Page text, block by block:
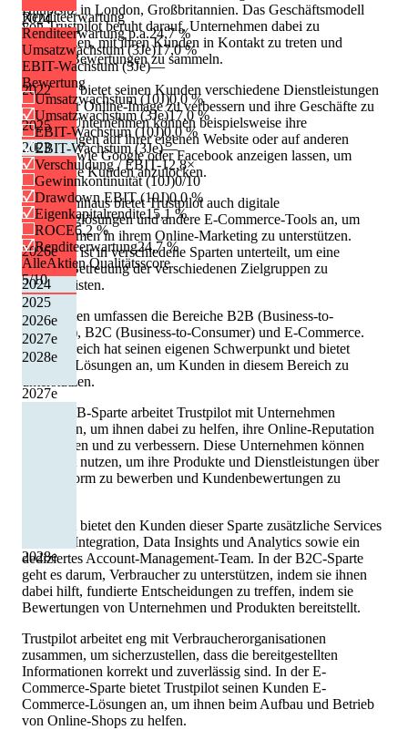
2024
2025
2026e
2027e
2028e
2022
2023
2024
2025
2026e
2027e
2028e
Renditeerwartung
Renditeerwartung p.a.24,7 %
Umsatzwachstum (3Je)17,0 %
EBIT-Wachstum (3Je)—
Bewertung
Umsatzwachstum (10J)0,0 %
Umsatzwachstum (3Je)17,0 %
EBIT-Wachstum (10J)0,0 %
EBIT-Wachstum (3Je)—
Verschuldung / EBIT-12,8×
Gewinnkontinuität (10J)0/10
Drawdown EBIT (10J)0,0 %
Eigenkapitalrendite15,1 %
ROCE6,2 %
Renditeerwartung24,7 %
AlleAktien Qualitätsscore
5/10
Hauptsitz in London, Großbritannien. Das Geschäftsmodell
von Trustpilot beruht darauf, Unternehmen dabei zu
unterstützen, mit ihren Kunden in Kontakt zu treten und
positive Bewertungen zu sammeln.
Trustpilot bietet seinen Kunden verschiedene Dienstleistungen
an, um ihr Online-Image zu verbessern und ihre Geschäfte zu
fördern. Unternehmen können beispielsweise ihre
Bewertungen auf ihrer eigenen Website oder auf anderen
Websites wie Google oder Facebook anzeigen lassen, um
potenzielle Kunden anzulocken.
Darüber hinaus bietet Trustpilot auch digitale
Marketinglösungen und andere E-Commerce-Tools an, um
Unternehmen in ihrem Online-Marketing zu unterstützen.
Trustpilot ist in verschiedene Sparten unterteilt, um eine
gezielte Betreuung der verschiedenen Zielgruppen zu
gewährleisten.
Die Sparten umfassen die Bereiche B2B (Business-to-
Business), B2C (Business-to-Consumer) und E-Commerce.
Jeder Bereich hat seinen eigenen Schwerpunkt und bietet
spezielle Lösungen an, um Kunden in diesem Bereich zu
unterstützen.
In der B2B-Sparte arbeitet Trustpilot mit Unternehmen
zusammen, um ihnen dabei zu helfen, ihre Online-Reputation
aufzubauen und zu verbessern. Diese Unternehmen können
Trustpilot nutzen, um ihre Produkte und Dienstleistungen über
die Plattform zu bewerben und Kundenbewertungen zu
Trustpilot bietet den Kunden dieser Sparte zusätzliche Services
wie API-Integration, Data Insights und Analytics sowie ein
dediziertes Account-Management-Team. In der B2C-Sparte
geht es darum, Verbraucher zu unterstützen, indem sie ihnen
dabei hilft, fundierte Entscheidungen zu treffen, indem sie
Bewertungen von Unternehmen und Produkten bereitstellt.
Trustpilot arbeitet eng mit Verbraucherorganisationen
zusammen, um sicherzustellen, dass die bereitgestellten
Informationen korrekt und zuverlässig sind. In der E-
Commerce-Sparte bietet Trustpilot seinen Kunden E-
Commerce-Lösungen an, um ihnen beim Aufbau und Betrieb
von Online-Shops zu helfen.